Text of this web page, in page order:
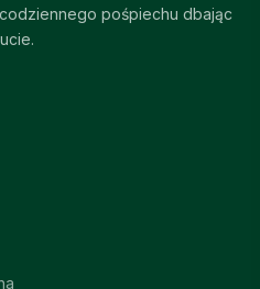
pośpiechu dbając